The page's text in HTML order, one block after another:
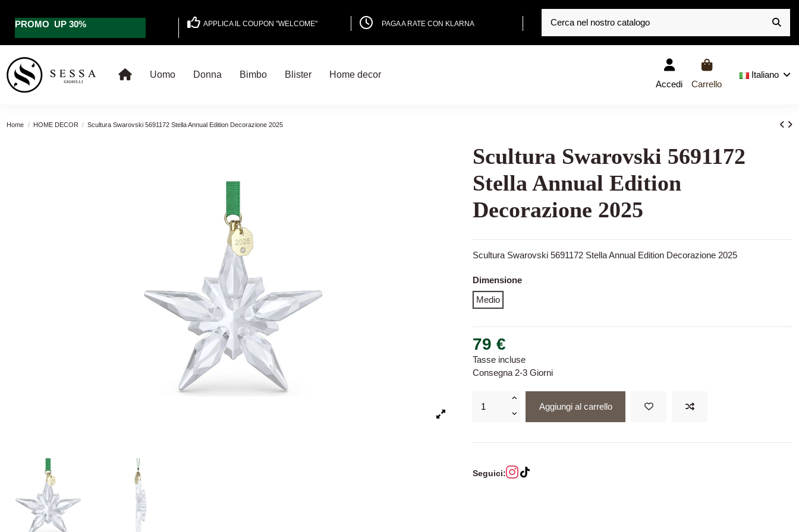
PROMO UP 30% APPLICA IL COUPON "WELCOME" PAGA A RATE CON KLARNA
Uomo Donna Bimbo Blister
Home decor
Accedi
Carrello
Italiano
Home HOME DECOR Scultura Swarovski 5691172 Stella Annual Edition Decorazione 2025
Scultura Swarovski 5691172
Stella Annual Edition
Decorazione 2025
Scultura Swarovski 5691172 Stella Annual Edition Decorazione 2025
Dimensione
Medio
79 €
Tasse incluse
Consegna 2-3 Giorni
Aggiungi al carrello
Seguici: